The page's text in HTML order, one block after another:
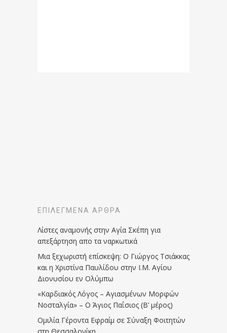
ΕΠΙΛΕΓΜΈΝΑ ΆΡΘΡΑ
Λίστες αναμονής στην Αγία Σκέπη για
απεξάρτηση απο τα ναρκωτικά
Μια ξεχωριστή επίσκεψη: Ο Γιώργος Τσιάκκας
και η Χριστίνα Παυλίδου στην Ι.Μ. Αγίου
Διονυσίου εν Ολύμπω
«Καρδιακός Λόγος – Αγιασμένων Μορφών
Νοσταλγία» – Ο Άγιος Παΐσιος (Β’ μέρος)
Ομιλία Γέροντα Εφραίμ σε Σύναξη Φοιτητών
στη Θεσσαλονίκη